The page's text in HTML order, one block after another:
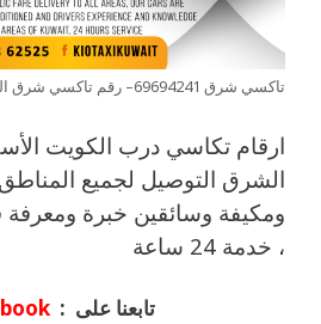
تاكسي شرق 69694241– رقم تاكسي شرق الكويت
ارقام تكاسي درب الكويت
الشرق التوصيل لجميع المناطق
ومكيفة وسائقين خبرة
، خدمة 24 ساعة
تابعنا على :